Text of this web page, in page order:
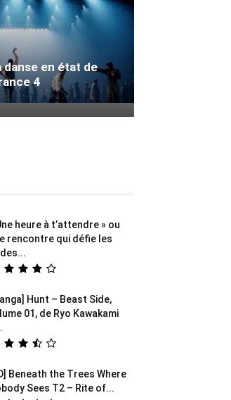
danse en état de
4
heure à t’attendre » ou
rencontre qui défie les
Hunt – Beast Side,
01, de Ryo Kawakami
Beneath the Trees Where
Sees T2 – Rite of...